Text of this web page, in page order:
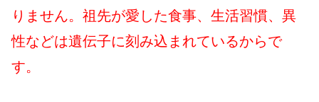
りません。祖先が愛した食事、生活習慣、異
性などは遺伝子に刻み込まれているからで
す。